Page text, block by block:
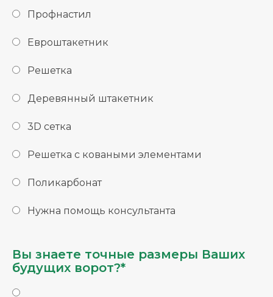
Профнастил
Евроштакетник
Решетка
Деревянный штакетник
3D сетка
Решетка с коваными элементами
Поликарбонат
Нужна помощь консультанта
Вы знаете точные размеры Ваших
будущих ворот?*